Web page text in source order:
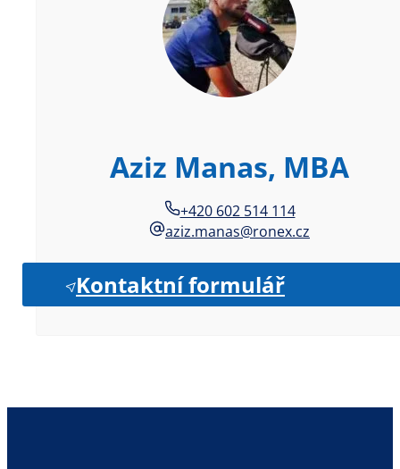
Aziz Manas, MBA
+420 602 514 114
aziz.manas@ronex.cz
Kontaktní formulář